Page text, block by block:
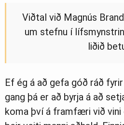
Viðtal við Magnús
um stefnu í
liðið
Ef ég á að gefa góð ráð
gang þá er að byrja á að
koma því á framfæri við